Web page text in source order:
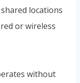
locations
or wireless
without